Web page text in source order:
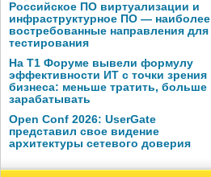
Российское ПО виртуализации и
инфраструктурное ПО — наиболее
востребованные направления для
тестирования
На Т1 Форуме вывели формулу
эффективности ИТ с точки зрения
бизнеса: меньше тратить, больше
зарабатывать
Open Conf 2026: UserGate
представил свое видение
архитектуры сетевого доверия